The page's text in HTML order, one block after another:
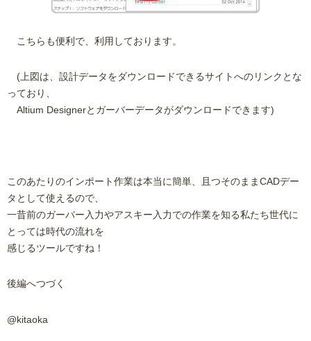
こちらも便利で、利用しております。
(上図は、設計データをダウンロードできるサイトへのリンクとな
っており、
Altium Designerとガーバーデータがダウンロードできます)
このあたりのインポート作業は本当に簡単、且つそのままCADデー
タとして使えるので、
一昔前のガーバー入力やアスキー入力での作業を知る私たち世代に
とっては時代の流れを
感じるツールですね！
後編へつづく
@kitaoka